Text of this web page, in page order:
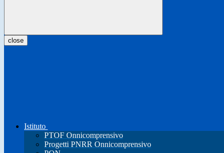
close
Istituto
PTOF Onnicomprensivo
Progetti PNRR Onnicomprensivo